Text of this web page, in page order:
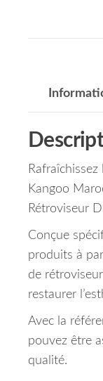
Kangoo
Rétroviseur
Conçue
produits à
de
restaurer
Avec la
pouvez être
qualité.